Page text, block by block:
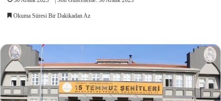
Okuma Süresi Bir Dakikadan Az